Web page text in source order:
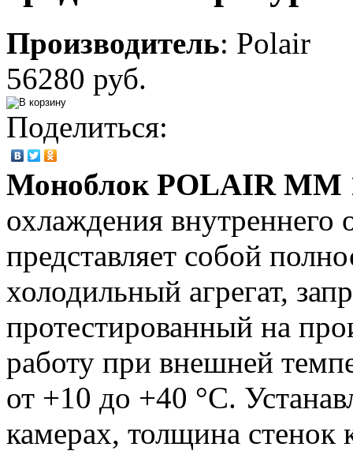
Производитель: Polair
56280 руб.
Поделиться:
Моноблок POLAIR MM
охлаждения
представляет собой
холодильный агрегат,
протестированный на
работу при внешней
от +10 до +40 °С.
камерах, толщина